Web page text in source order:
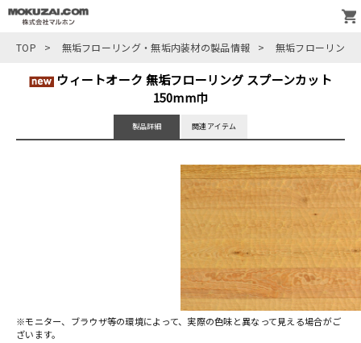
TOP > 無垢フローリング・無垢内装材の製品情報 > 無垢フローリング
ウィートオーク 無垢フローリング スプーンカット
150mm巾
製品詳細 関連アイテム
※モニター、ブラウザ等の環境によって、実際の色味と異なって見える場合がご
ざいます。